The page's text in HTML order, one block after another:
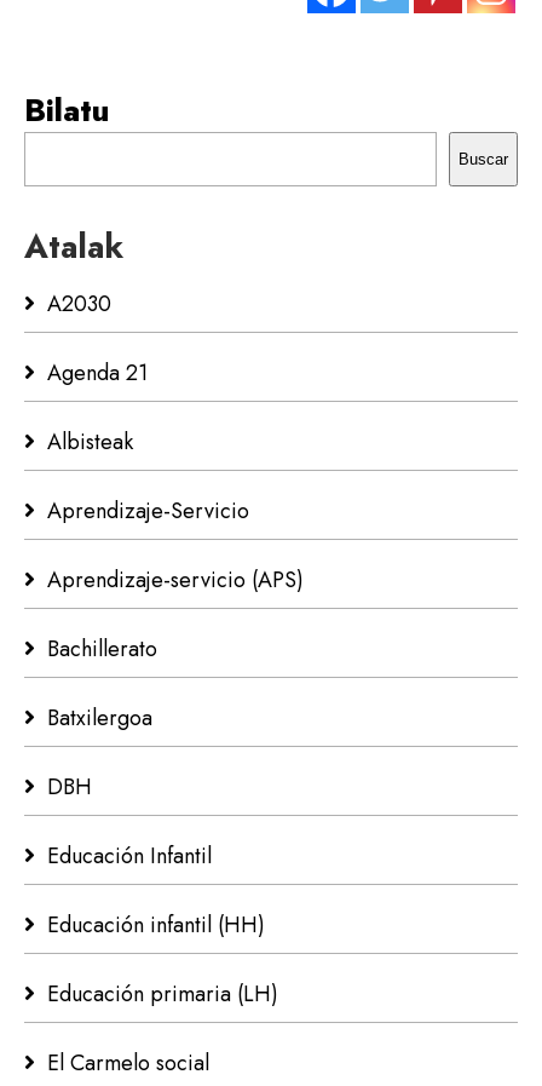
Bilatu
Buscar
Atalak
A2030
Agenda 21
Albisteak
Aprendizaje-Servicio
Aprendizaje-servicio (APS)
Bachillerato
Batxilergoa
DBH
Educación Infantil
Educación infantil (HH)
Educación primaria (LH)
El Carmelo social